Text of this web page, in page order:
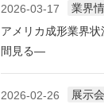
2026-03-17
業界
アメリカ成形業界
間見る―
2026-02-26
展示